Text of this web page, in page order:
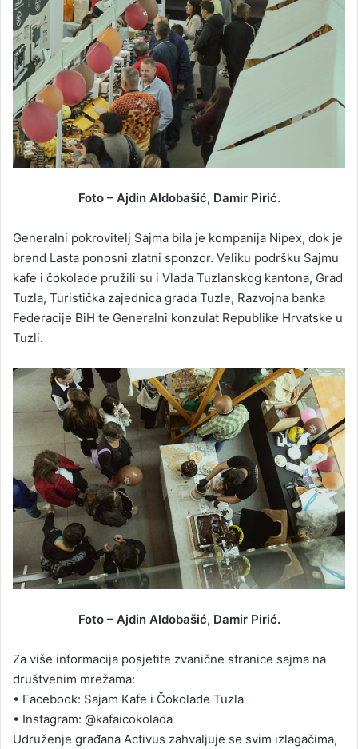
Foto – Ajdin Aldobašić, Damir Pirić.
Generalni pokrovitelj Sajma bila je kompanija Nipex, dok je
brend Lasta ponosni zlatni sponzor. Veliku podršku Sajmu
kafe i čokolade pružili su i Vlada Tuzlanskog kantona, Grad
Tuzla, Turistička zajednica grada Tuzle, Razvojna banka
Federacije BiH te Generalni konzulat Republike Hrvatske u
Tuzli.
Foto – Ajdin Aldobašić, Damir Pirić.
Za više informacija posjetite zvanične stranice sajma na
društvenim mrežama:
• Facebook: Sajam Kafe i Čokolade Tuzla
• Instagram: @kafaicokolada
Udruženje građana Activus zahvaljuje se svim izlagačima,